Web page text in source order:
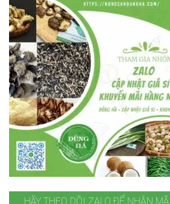
HÃY THEO DÕI ZALO ĐỂ NHẬN